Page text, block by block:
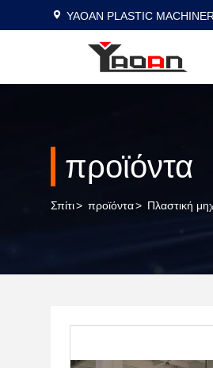
YAOAN PLASTIC
προϊόντα
Σπίτι> προϊόντα> Πλαστική